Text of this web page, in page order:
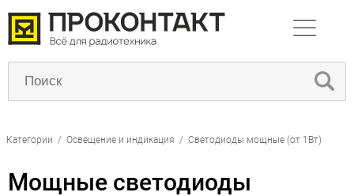
Категории / Освещение и индикация / Светодиоды мощные (от 1Вт)
Мощные светодиоды